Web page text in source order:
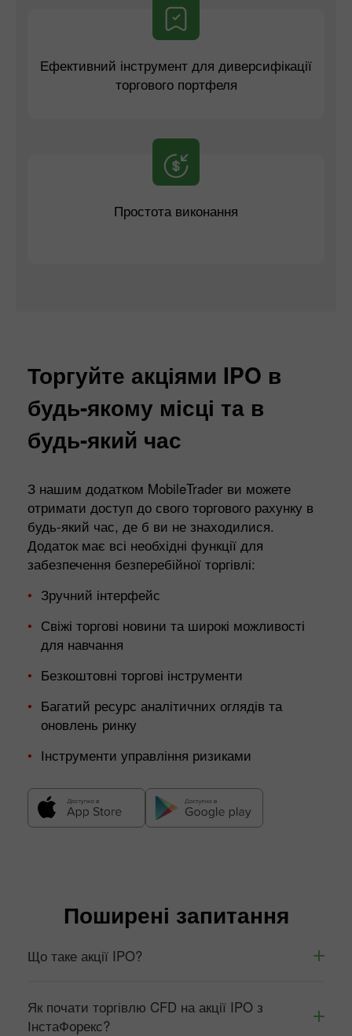
Ефективний інструмент для диверсифікації
торгового портфеля
Простота виконання
Торгуйте акціями IPO в
будь-якому місці та в
будь-який час
З нашим додатком MobileTrader ви можете
отримати доступ до свого торгового рахунку в
будь-який час, де б ви не знаходилися.
Додаток має всі необхідні функції для
забезпечення безперебійної торгівлі:
Зручний інтерфейс
Свіжі торгові новини та широкі можливості
для навчання
Безкоштовні торгові інструменти
Багатий ресурс аналітичних оглядів та
оновлень ринку
Інструменти управління ризиками
Поширені запитання
Що таке акції IPO?
Як почати торгівлю CFD на акції IPO з
ІнстаФорекс?